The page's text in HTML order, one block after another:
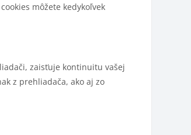
môžete kedykoľvek
zaisťuje kontinuitu vašej
z prehliadača, ako aj zo